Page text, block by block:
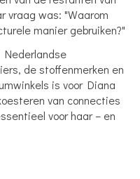
vraag was: "Waarom
manier gebruiken?"
Nederlandse
de stoffenmerken en
is voor Diana
van connecties
voor haar – en